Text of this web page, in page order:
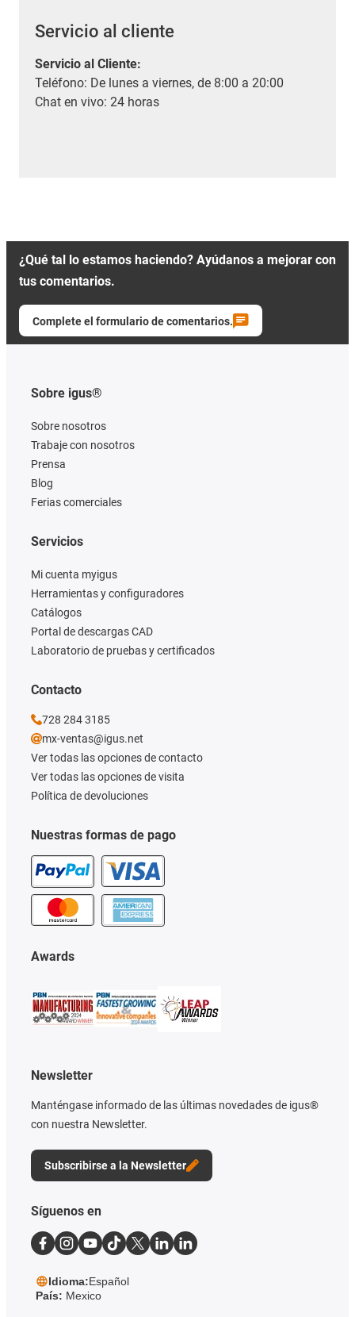
Servicio al cliente
Servicio al Cliente:
Teléfono: De lunes a viernes, de 8:00 a 20:00
Chat en vivo: 24 horas
¿Qué tal lo estamos haciendo? Ayúdanos a mejorar con
tus comentarios.
Complete el formulario de comentarios.
Sobre igus®
Sobre nosotros
Trabaje con nosotros
Prensa
Blog
Ferias comerciales
Nuestras formas de pago
Servicios
Mi cuenta myigus
Herramientas y configuradores
Catálogos
Portal de descargas CAD
Laboratorio de pruebas y certificados
Awards
Newsletter
Manténgase informado de las últimas novedades de igus®
con nuestra Newsletter.
Subscribirse a la Newsletter
Contacto
728 284 3185
mx-ventas@igus.net
Ver todas las opciones de contacto
Ver todas las opciones de visita
Política de devoluciones
Síguenos en
Idioma:Español
País: Mexico